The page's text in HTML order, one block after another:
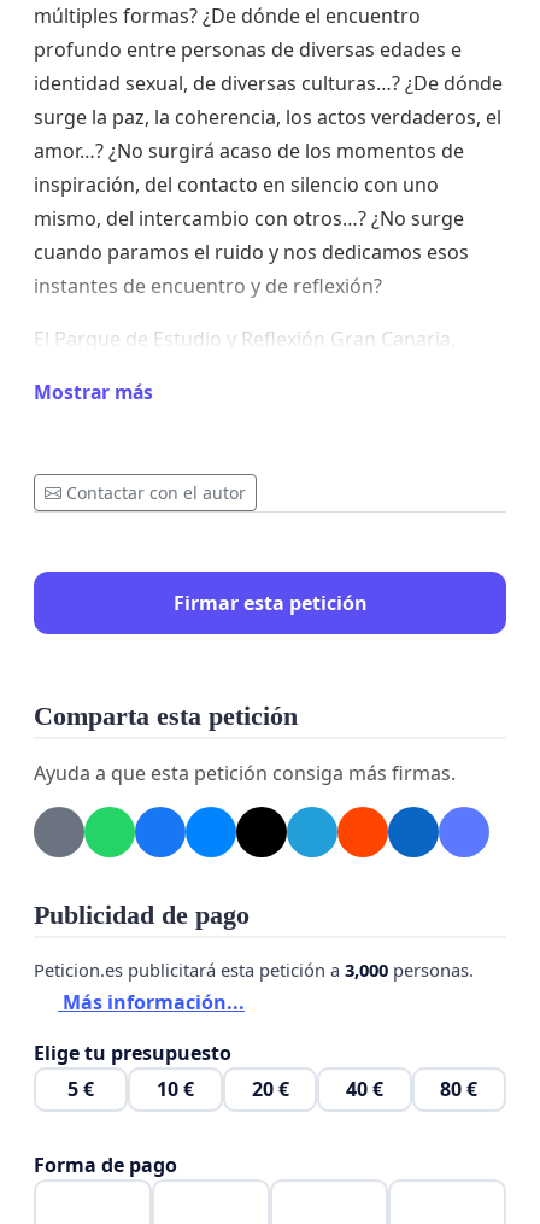
múltiples formas? ¿De dónde el encuentro
profundo entre personas de diversas edades e
identidad sexual, de diversas culturas…? ¿De dónde
surge la paz, la coherencia, los actos verdaderos, el
amor…? ¿No surgirá acaso de los momentos de
inspiración, del contacto en silencio con uno
mismo, del intercambio con otros…? ¿No surge
cuando paramos el ruido y nos dedicamos esos
instantes de encuentro y de reflexión?
El Parque de Estudio y Reflexión Gran Canaria,
que desde la no violencia y la no discriminación,
realidad se nos presente compleja, difícil y, a veces,
asfixiante. Donde, al pasar su umbral, dejemos por
cotidiana y podamos encontrar la inspiración que
impulse nuestra vida en la mejor dirección.
paz y de tolerancia, no solo de nuestra isla o
nuestro archipiélago, sino de proyección mundial.
límite en la diversidad y en la creatividad. Donde
comprendamos que no estamos solos y podamos
conocer e intercambiar con otros que están y
sienten lo mismo, para encontrar salidas conjuntas.
Mostrar más
Contactar con el autor
Firmar esta petición
Comparta esta petición
Ayuda a que esta petición consiga más firmas.
Publicidad de pago
Peticion.es publicitará esta petición a 3,000 personas.
Más información...
Elige tu presupuesto
5 €
10 € 20 € 40 € 80 €
Forma de pago